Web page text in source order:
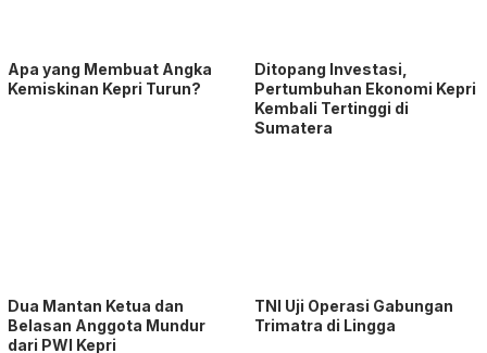
Apa yang Membuat Angka
Kemiskinan Kepri Turun?
Ditopang Investasi,
Pertumbuhan Ekonomi Kepri
Kembali Tertinggi di
Sumatera
Dua Mantan Ketua dan
Belasan Anggota Mundur
dari PWI Kepri
TNI Uji Operasi Gabungan
Trimatra di Lingga